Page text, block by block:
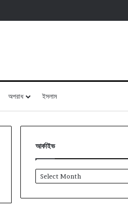
অপরাধ ইসলাম
আর্কাইভ
আর্কাইভ